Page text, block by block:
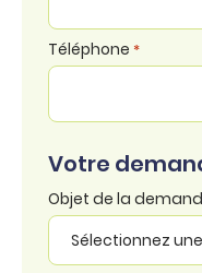
Téléphone *
Votre
Objet de la